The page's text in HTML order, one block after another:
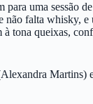
uma sessão
falta whisky,
queixas,